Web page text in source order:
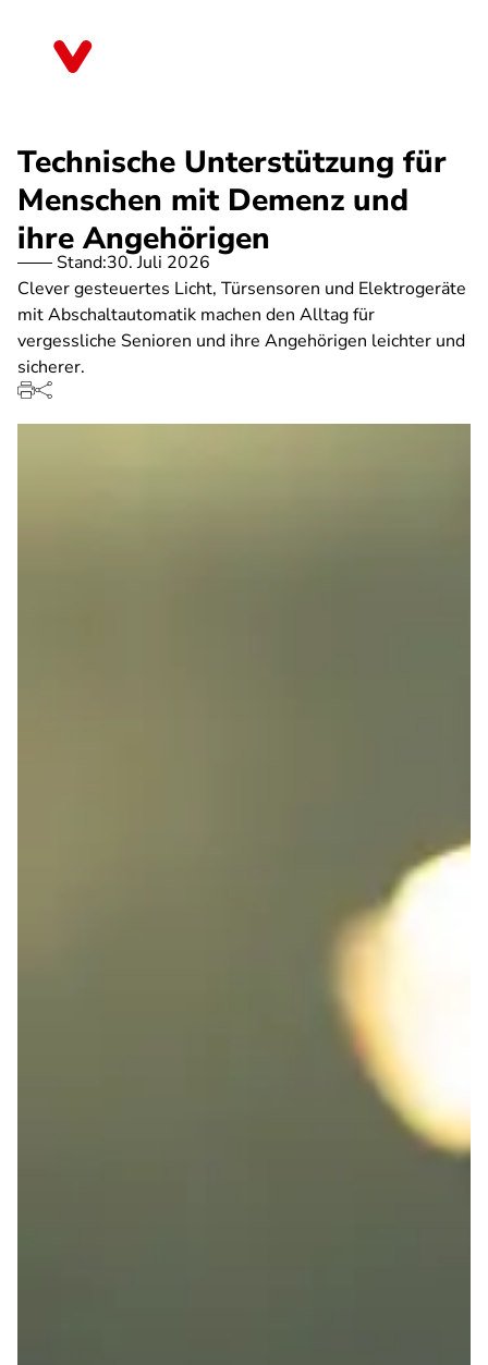
Technische Unterstützung für
Menschen mit Demenz und
ihre Angehörigen
Stand:30. Juli 2026
Clever gesteuertes Licht, Türsensoren und Elektrogeräte
mit Abschaltautomatik machen den Alltag für
vergessliche Senioren und ihre Angehörigen leichter und
sicherer.